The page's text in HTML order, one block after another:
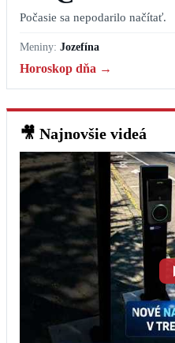
Počasie sa nepodarilo načítať.
Meniny: Jozefína
Horoskop dňa →
🎥 Najnovšie videá